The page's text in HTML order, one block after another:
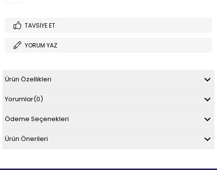
TAVSIYE ET
YORUM YAZ
Ürün Özellikleri
Yorumlar(0)
Ödeme Seçenekleri
Ürün Önerileri